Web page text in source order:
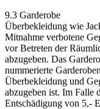
9.3 Garderobe
Überbekleidung wie
Mitnahme verbotene
vor Betreten der
abzugeben. Das
nummerierte
Überbekleidung und
abzugeben ist. Im Falle
Entschädigung von 5,-